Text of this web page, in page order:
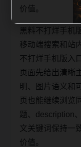
价值。
黑料不打烊手机
移动端搜索和站
不打烊手机版入
页面先给出清晰
明、图片语义和
页也能继续浏览
题、description
文关键词保持一
价值。